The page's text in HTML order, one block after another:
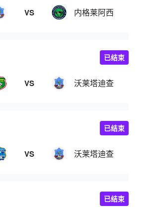
VS 内格莱阿西
VS 沃莱塔迪查
已结束
VS 沃莱塔迪查
已结束
已结束